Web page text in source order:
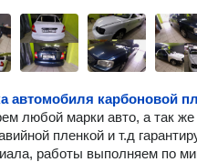
любой марки авто, а так
пленкой и т.д
работы выполняем по